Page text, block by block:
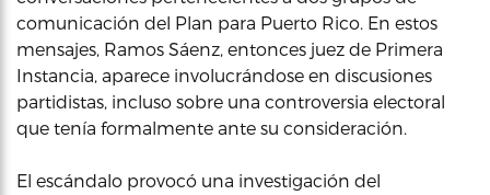
comunicación del Plan para Puerto Rico. En estos
mensajes, Ramos Sáenz, entonces juez de Primera
Instancia, aparece involucrándose en discusiones
partidistas, incluso sobre una controversia electoral
que tenía formalmente ante su consideración.
El escándalo provocó una investigación del